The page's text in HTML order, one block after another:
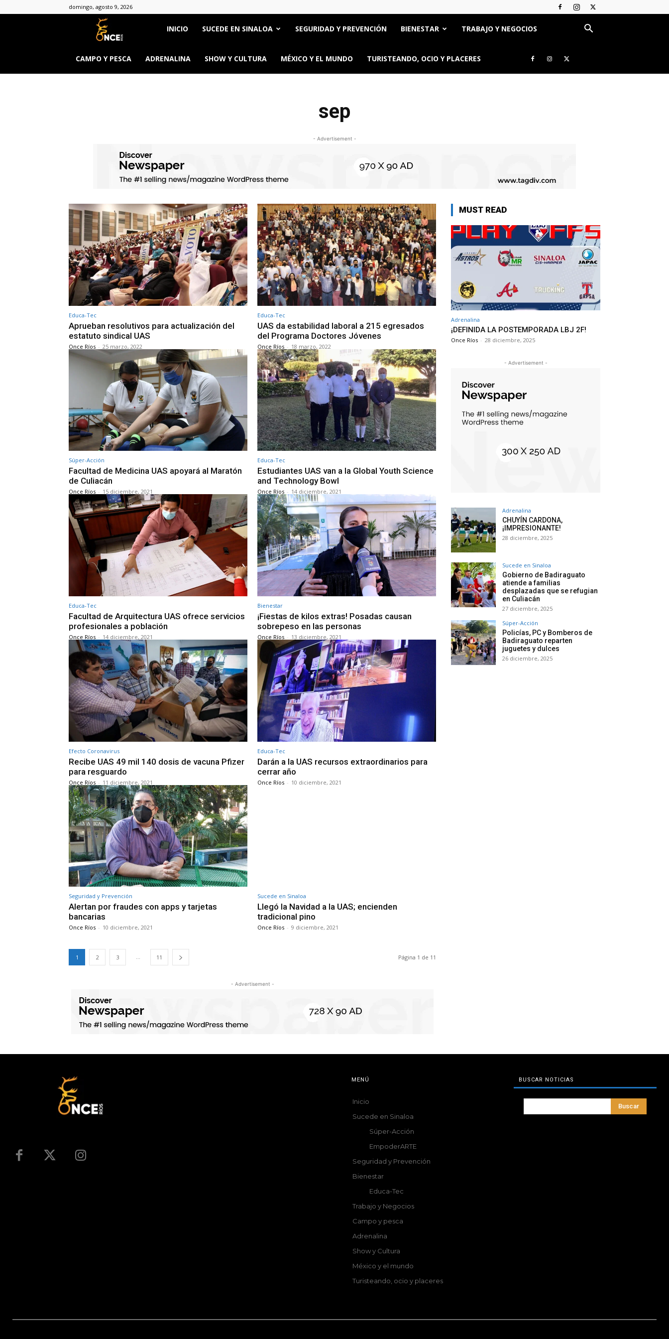
domingo, agosto 9, 2026
Once
Ríos
INICIO SUCEDE EN SINALOA SEGURIDAD Y PREVENCIÓN BIENESTAR TRABAJO Y NEGOCIOS
CAMPO Y PESCA ADRENALINA SHOW Y CULTURA MÉXICO Y EL MUNDO TURISTEANDO, OCIO Y PLACERES
sep
- Advertisement -
Educa-Tec
Aprueban resolutivos para actualización del
estatuto sindical UAS
Once Ríos - 25 marzo, 2022
Educa-Tec
UAS da estabilidad laboral a 215 egresados
del Programa Doctores Jóvenes
Once Ríos - 18 marzo, 2022
Súper-Acción
Facultad de Medicina UAS apoyará al Maratón
de Culiacán
Once Ríos - 15 diciembre, 2021
Educa-Tec
Estudiantes UAS van a la Global Youth Science
and Technology Bowl
Once Ríos - 14 diciembre, 2021
Educa-Tec
Facultad de Arquitectura UAS ofrece servicios
profesionales a población
Once Ríos - 14 diciembre, 2021
Bienestar
¡Fiestas de kilos extras! Posadas causan
sobrepeso en las personas
Once Ríos - 13 diciembre, 2021
Efecto Coronavirus
Recibe UAS 49 mil 140 dosis de vacuna Pfizer
para resguardo
Once Ríos - 11 diciembre, 2021
Educa-Tec
Darán a la UAS recursos extraordinarios para
cerrar año
Once Ríos - 10 diciembre, 2021
Seguridad y Prevención
Alertan por fraudes con apps y tarjetas
bancarias
Once Ríos - 10 diciembre, 2021
Sucede en Sinaloa
Llegó la Navidad a la UAS; encienden
tradicional pino
Once Ríos - 9 diciembre, 2021
1 2 3 ... 11 Página 1 de 11
- Advertisement -
MUST READ
Adrenalina
¡DEFINIDA LA POSTEMPORADA LBJ 2F!
Once Ríos - 28 diciembre, 2025
- Advertisement -
Adrenalina
CHUYÍN CARDONA,
¡IMPRESIONANTE!
28 diciembre, 2025
Sucede en Sinaloa
Gobierno de Badiraguato
atiende a familias
desplazadas que se refugian
en Culiacán
27 diciembre, 2025
Súper-Acción
Policías, PC y Bomberos de
Badiraguato reparten
juguetes y dulces
26 diciembre, 2025
MENÚ
Inicio
Sucede en Sinaloa
Súper-Acción
EmpoderARTE
Seguridad y Prevención
Bienestar
Educa-Tec
Trabajo y Negocios
Campo y pesca
Adrenalina
Show y Cultura
México y el mundo
Turisteando, ocio y placeres
BUSCAR NOTICIAS
Buscar